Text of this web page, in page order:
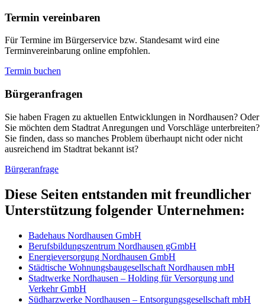
Termin vereinbaren
Für Termine im Bürgerservice bzw. Standesamt wird eine
Terminvereinbarung online empfohlen.
Termin buchen
Bürger­anfragen
Sie haben Fragen zu aktuellen Entwicklungen in Nordhausen? Oder
Sie möchten dem Stadtrat Anregungen und Vorschläge unterbreiten?
Sie finden, dass so manches Problem überhaupt nicht oder nicht
ausreichend im Stadtrat bekannt ist?
Bürgeranfrage
Diese Seiten entstanden mit freundlicher
Unterstützung folgender Unternehmen:
Badehaus Nordhausen GmbH
Berufsbildungszentrum Nordhausen gGmbH
Energieversorgung Nordhausen GmbH
Städtische Wohnungsbaugesellschaft Nordhausen mbH
Stadtwerke Nordhausen – Holding für Versorgung und
Verkehr GmbH
Südharzwerke Nordhausen – Entsorgungsgesellschaft mbH